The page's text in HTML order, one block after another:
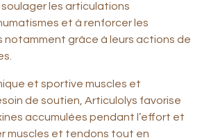
les articulations
et à renforcer les
notamment grâce à leurs actions de
et sportive muscles et
de soutien, Articulolys favorise
accumulées pendant l’effort et
muscles et tendons tout en